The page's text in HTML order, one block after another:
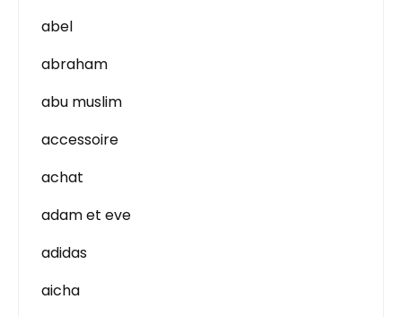
abel
abraham
abu muslim
accessoire
achat
adam et eve
adidas
aicha